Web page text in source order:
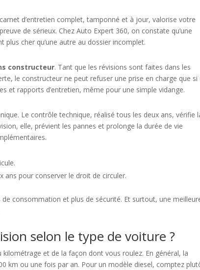
d’entretien complet, tamponné et à jour, valorise votre
de sérieux. Chez Auto Expert 360, on constate qu’une
cher qu’une autre au dossier incomplet.
constructeur. Tant que les révisions sont faites dans les
le constructeur ne peut refuser une prise en charge que si
et rapports d’entretien, même pour une simple vidange.
Le contrôle technique, réalisé tous les deux ans, vérifie
elle, prévient les pannes et prolonge la durée de vie
ans pour conserver le droit de circuler.
consommation et plus de sécurité. Et surtout, une
selon le type de voiture ?
et de la façon dont vous roulez. En général, la
km ou une fois par an. Pour un modèle diesel, comptez